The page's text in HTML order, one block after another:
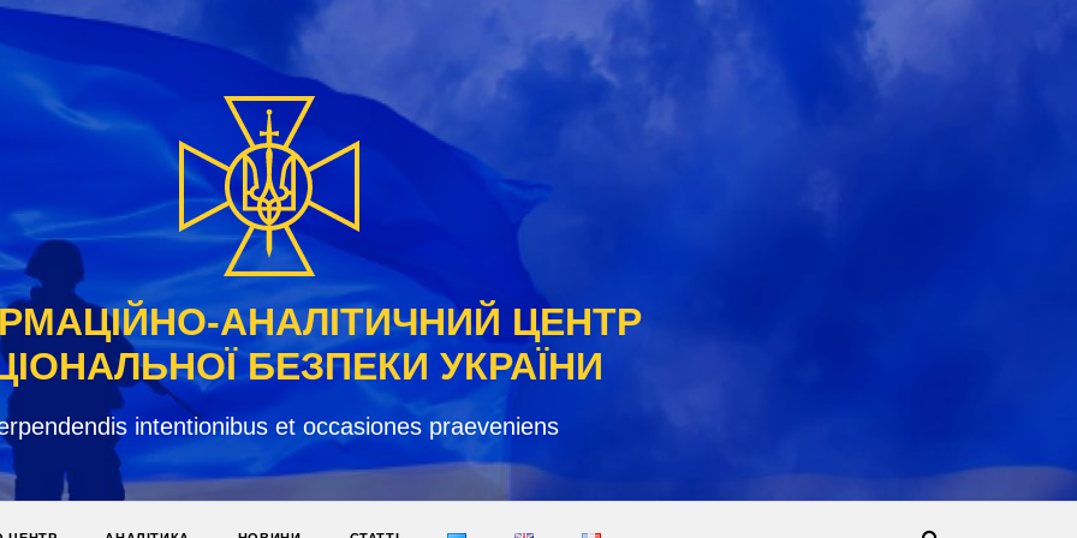
АНАЛІТИЧНИЙ ЦЕНТР
БЕЗПЕКИ УКРАЇНИ
intentionibus et occasiones praeveniens